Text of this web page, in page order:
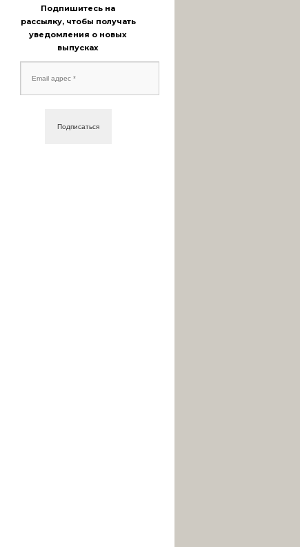
Подпишитесь на
рассылку, чтобы получать
уведомления о новых
выпусках
Email